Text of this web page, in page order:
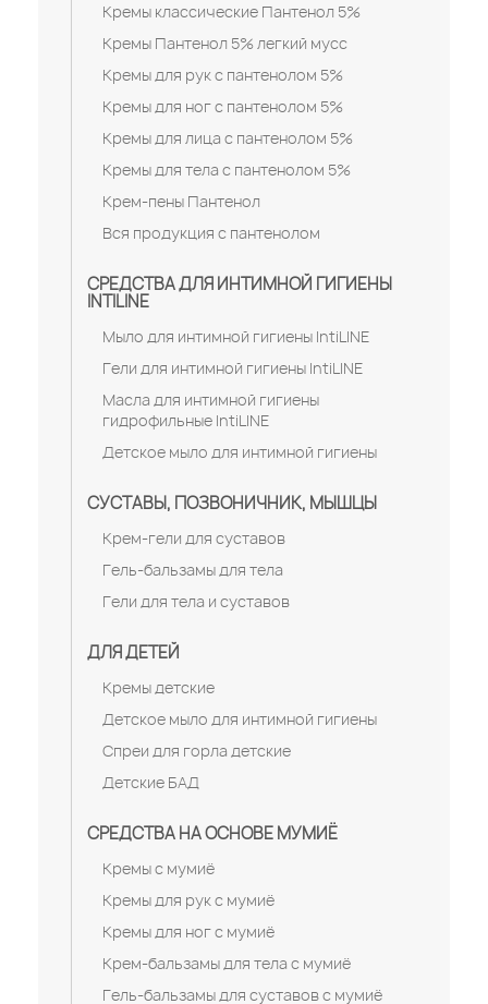
Кремы классические Пантенол 5%
Кремы Пантенол 5% легкий мусс
Кремы для рук с пантенолом 5%
Кремы для ног с пантенолом 5%
Кремы для лица с пантенолом 5%
Кремы для тела с пантенолом 5%
Крем-пены Пантенол
Вся продукция с пантенолом
СРЕДСТВА ДЛЯ ИНТИМНОЙ ГИГИЕНЫ
INTILINE
Мыло для интимной гигиены IntiLINE
Гели для интимной гигиены IntiLINE
Масла для интимной гигиены
гидрофильные IntiLINE
Детское мыло для интимной гигиены
СУСТАВЫ, ПОЗВОНИЧНИК, МЫШЦЫ
Крем-гели для суставов
Гель-бальзамы для тела
Гели для тела и суставов
ДЛЯ ДЕТЕЙ
Кремы детские
Детское мыло для интимной гигиены
Спреи для горла детские
Детские БАД
СРЕДСТВА НА ОСНОВЕ МУМИЁ
Кремы с мумиё
Кремы для рук с мумиё
Кремы для ног с мумиё
Крем-бальзамы для тела с мумиё
Гель-бальзамы для суставов с мумиё